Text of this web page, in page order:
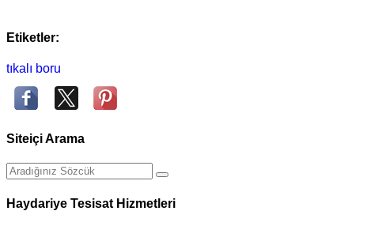
Etiketler:
tıkalı boru
Siteiçi Arama
Haydariye Tesisat Hizmetleri